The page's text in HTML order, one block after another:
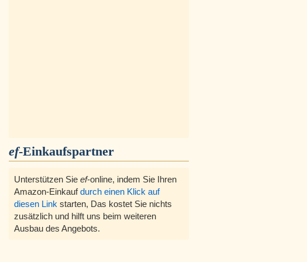
ef-Einkaufspartner
Unterstützen Sie ef-online, indem Sie Ihren
Amazon-Einkaufdurch einen Klick auf
diesen Link starten, Das kostet Sie nichts
zusätzlich und hilft uns beim weiteren
Ausbau des Angebots.